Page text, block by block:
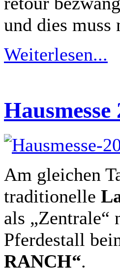
und dies
Weiterlesen...
Hausmesse
Am gleichen
traditionelle
als „Zentrale“
Pferdestall
RANCH“.